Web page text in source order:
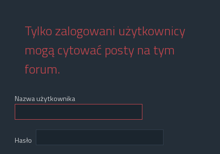
Tylko zalogowani użytkownicy
mogą cytować posty na tym
forum.
Nazwa użytkownika
Hasło